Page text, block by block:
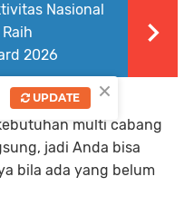
Nasional
2026
multi cabang
jadi Anda bisa
bila ada yang belum
×
UPDATE